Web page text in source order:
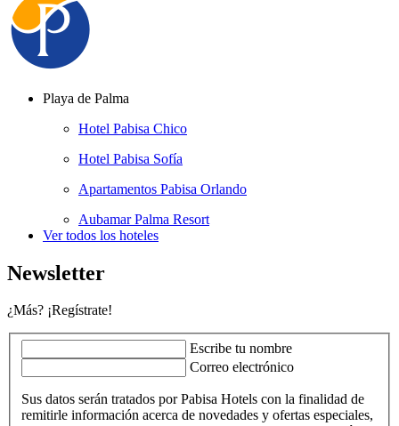
Playa de Palma
Hotel Pabisa Chico
Hotel Pabisa Sofía
Apartamentos Pabisa Orlando
Aubamar Palma Resort
Ver todos los hoteles
Newsletter
¿Más? ¡Regístrate!
Escribe tu nombre
Correo electrónico
Sus datos serán tratados por Pabisa Hotels con la finalidad de
remitirle información acerca de novedades y ofertas especiales,